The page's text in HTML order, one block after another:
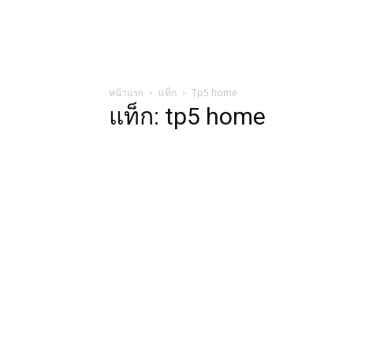
หน้าแรก แท็ก Tp5 home
แท็ก: tp5 home